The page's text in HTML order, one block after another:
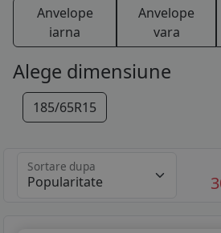
Anvelope
iarna
Anvelope
vara
Alege dimensiune
185/65R15
Sortare dupa